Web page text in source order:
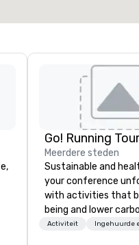
Go! Running
Meerdere steden
Sustainable and
your conference
with activities that
being and lower
Explore the world on
Activiteit Ingehuurde